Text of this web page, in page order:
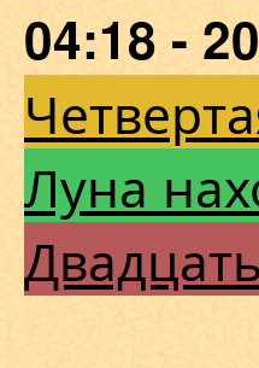
04:18 -
Луна